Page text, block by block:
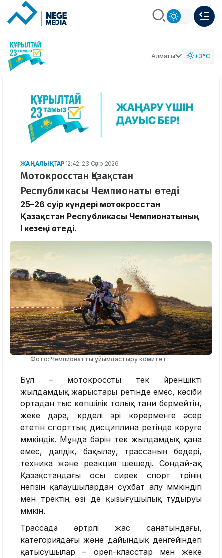
Алматы +3°C
ЖАҢАЛЫҚТАР 12:42, 23 Сәуір 2026
Мотокросстан Қазақстан
Республикасы Чемпионаты өтеді
25–26 сәуір күндері мотокросстан
Қазақстан Республикасы Чемпионатының
I кезеңі өтеді.
Фото: Чемпионатты ұйымдастыру комитеті
Бұл – мотокроссты тек үйреншікті
жылдамдық жарыстары ретінде емес, кәсіби
ортадан тыс көпшілік толық тани бермейтін,
жеке дара, күрделі әрі көрерменге әсер
ететін спорттық дисциплина ретінде көруге
мүмкіндік. Мұнда бәрін тек жылдамдық қана
емес, дәлдік, бақылау, трассаның бедері,
техника және реакция шешеді. Сондай-ақ
Қазақстандағы осы сирек спорт түрінің
негізін қалаушылардан сұхбат алу мүмкіндігі
мен тректің өзі де қызығушылық тудыруы
мүмкін.
Трассада әртүрлі жас санатындағы,
категориядағы және дайындық деңгейіндегі
қатысушылар – open-класстар мен жеке